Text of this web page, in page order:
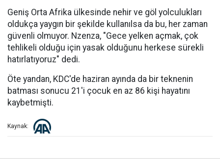
Geniş Orta Afrika ülkesinde nehir ve göl yolculukları
oldukça yaygın bir şekilde kullanılsa da bu, her zaman
güvenli olmuyor. Nzenza, "Gece yelken açmak, çok
tehlikeli olduğu için yasak olduğunu herkese sürekli
hatırlatıyoruz" dedi.
Öte yandan, KDC'de haziran ayında da bir teknenin
batması sonucu 21'i çocuk en az 86 kişi hayatını
kaybetmişti.
Kaynak: